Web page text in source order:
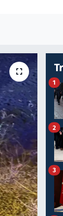
1
2
3